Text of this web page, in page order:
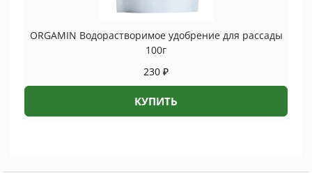
ORGAMIN Водорастворимое удобрение для рассады
100г
230 ₽
КУПИТЬ